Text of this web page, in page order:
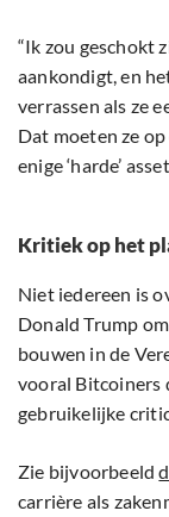
“Ik zou geschokt
aankondigt, en
verrassen als ze
Dat moeten ze
enige ‘harde’
Kritiek op het
Niet iedereen is
Donald Trump
bouwen in de
vooral Bitcoiners
gebruikelijke
Zie bijvoorbeeld
carrière als